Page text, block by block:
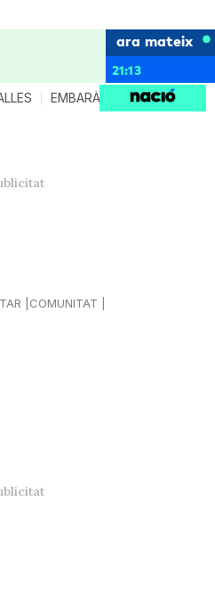
ara mateix
21:13
EMBARÀS CRIANÇA
COMUNITAT